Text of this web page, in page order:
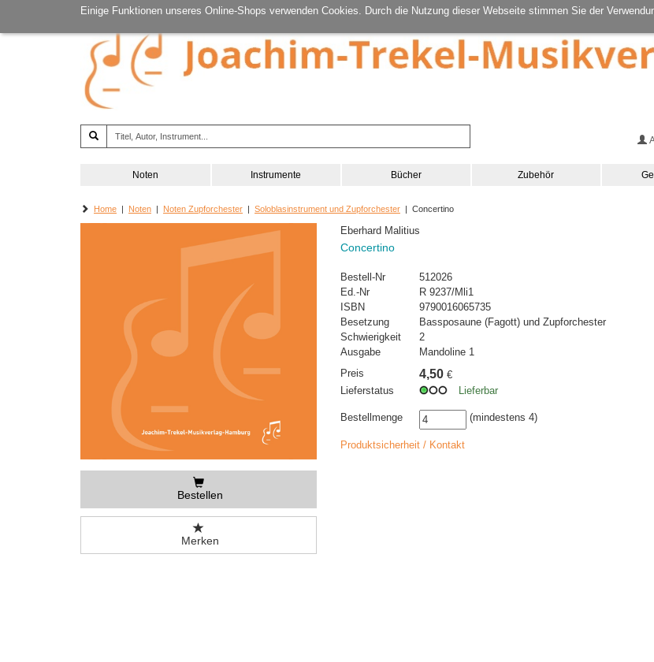
Einige Funktionen unseres Online-Shops verwenden Cookies. Durch die Nutzung dieser Webseite stimmen Sie der
Noten Instrumente Bücher Zubehör
Home | Noten | Noten Zupforchester | Soloblasinstrument und Zupforchester | Concertino
Bestellen
Merken
Eberhard Malitius
Concertino
Bestell-Nr
512026
Ed.-Nr
R 9237/Mli1
ISBN
9790016065735
Besetzung
Bassposaune (Fagott) und Zupforchester
Schwierigkeit
2
Ausgabe
Mandoline 1
Preis
4,50 €
Lieferstatus
Lieferbar
Bestellmenge (mindestens 4)
Produktsicherheit / Kontakt